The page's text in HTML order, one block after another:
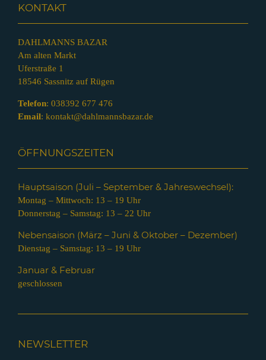
KONTAKT
DAHLMANNS BAZAR
Am alten Markt
Uferstraße 1
18546 Sassnitz auf Rügen
Telefon: 038392 677 476
Email: kontakt@dahlmannsbazar.de
ÖFFNUNGSZEITEN
Hauptsaison (Juli – September & Jahreswechsel):
Montag – Mittwoch: 13 – 19 Uhr
Donnerstag – Samstag: 13 – 22 Uhr
Nebensaison (März – Juni & Oktober – Dezember)
Dienstag – Samstag: 13 – 19 Uhr
Januar & Februar
geschlossen
NEWSLETTER